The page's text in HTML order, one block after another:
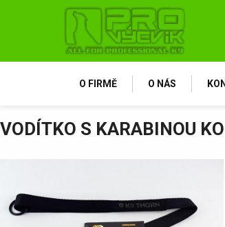
O FIRMĚ O NÁS
VODÍTKO S KARABINOU